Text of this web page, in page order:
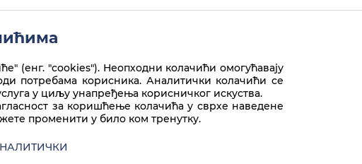
(енг. "cookies"). Неопходни колачићи омогућавају
потребама корисника. Аналитички колачићи се
у циљу унапређења корисничког искуства.
за коришћење колачића у сврхе наведене
променити у било ком тренутку.